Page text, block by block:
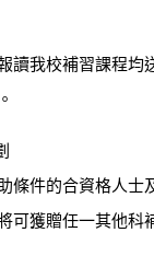
讀我校補習課程均
條件的合資格人士
可獲贈任一其他科